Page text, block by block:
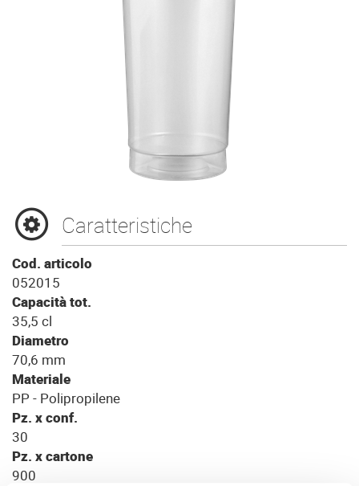
Caratteristiche
Cod. articolo
052015
Capacità tot.
35,5 cl
Diametro
70,6 mm
Materiale
PP - Polipropilene
Pz. x conf.
30
Pz. x cartone
900